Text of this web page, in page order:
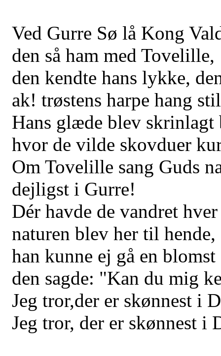
Ved Gurre Sø lå Kong
den så ham med Tovelille,
den kendte hans lykke,
ak! trøstens harpe hang
Hans glæde blev skrinlagt
hvor de vilde skovduer
Om Tovelille sang Guds
dejligst i Gurre!
Dér havde de vandret
naturen blev her til hende,
han kunne ej gå en
den sagde: "Kan du mig
Jeg tror,der er skønnest i
Jeg tror, der er skønnest i